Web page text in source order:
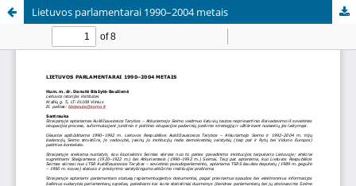
Lietuvos parlamentarai 1990–2004 metais